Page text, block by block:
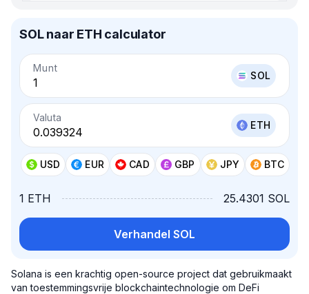
SOL naar ETH calculator
Munt
SOL
Valuta
ETH
USD EUR CAD GBP JPY BTC
1 ETH 25.4301 SOL
Verhandel SOL
Solana is een krachtig open-source project dat gebruikmaakt
van toestemmingsvrije blockchaintechnologie om DeFi